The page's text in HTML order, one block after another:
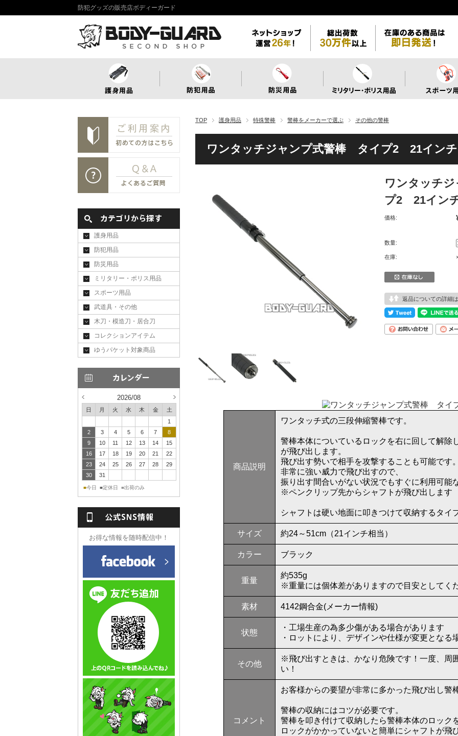
防犯グッズの販売店ボディーガード
TOP 護身用品 特殊警棒 警棒をメーカーで選ぶ その他の警棒
ワンタッチジャンプ式警棒 タイプ2 21インチ
ワンタッチ
プ2 21イン
価格:
数量:
在庫:
返品についての詳細
商品説明
ワンタッチ式の三段伸縮警棒です。
警棒本体についているロックを右に回して解除
が飛び出します。
飛び出す勢いで相手を攻撃することも可能です。
非常に強い威力で飛び出すので、
振り出す間合いがない状況でもすぐに利用可能
※ペンクリップ先からシャフトが飛び出します
シャフトは硬い地面に叩きつけて収納するタイ
サイズ 約24～51cm（21インチ相当）
カラー ブラック
重量
約535g
※重量には個体差がありますので目安としてく
素材 4142鋼合金(メーカー情報)
状態
・工場生産の為多少傷がある場合があります
・ロットにより、デザインや仕様が変更となる
その他
※飛び出すときは、かなり危険です！一度、周
い！
コメント
お客様からの要望が非常に多かった飛び出し警
警棒の収納にはコツが必要です。
警棒を叩き付けて収納したら警棒本体のロック
ロックがかかっていないと簡単にシャフトが飛
護身用品
防犯用品
防災用品
ミリタリー・ポリス用品
スポーツ用品
武道具・その他
木刀・模造刀・居合刀
コレクションアイテム
ゆうパケット対象商品
2026/08
日 月 火 水 木 金
土
1
2
3 4 5 6 7
8
9
10 11 12 13 14
15
16
17 18 19 20 21
22
23
24 25 26 27 28
29
30
31
■今日 ■定休日 ■出荷のみ
お得な情報を随時配信中！